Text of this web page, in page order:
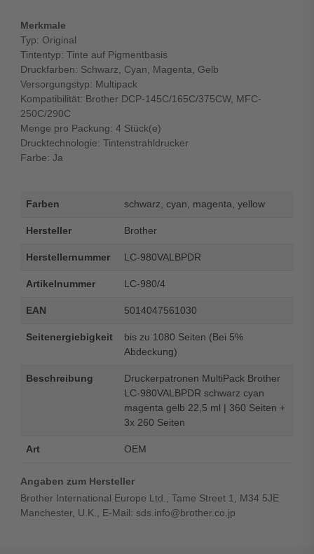
Merkmale
Typ: Original
Tintentyp: Tinte auf Pigmentbasis
Druckfarben: Schwarz, Cyan, Magenta, Gelb
Versorgungstyp: Multipack
Kompatibilität: Brother DCP-145C/165C/375CW, MFC-
250C/290C
Menge pro Packung: 4 Stück(e)
Drucktechnologie: Tintenstrahldrucker
Farbe: Ja
Farben schwarz, cyan, magenta, yellow
Hersteller Brother
Herstellernummer LC-980VALBPDR
Artikelnummer LC-980/4
EAN 5014047561030
Seitenergiebigkeit
bis zu 1080 Seiten (Bei 5%
Abdeckung)
Beschreibung
Druckerpatronen MultiPack Brother
LC-980VALBPDR schwarz cyan
magenta gelb 22,5 ml | 360 Seiten +
3x 260 Seiten
Art OEM
Angaben zum Hersteller
Brother International Europe Ltd., Tame Street 1, M34 5JE
Manchester, U.K., E-Mail: sds.info@brother.co.jp